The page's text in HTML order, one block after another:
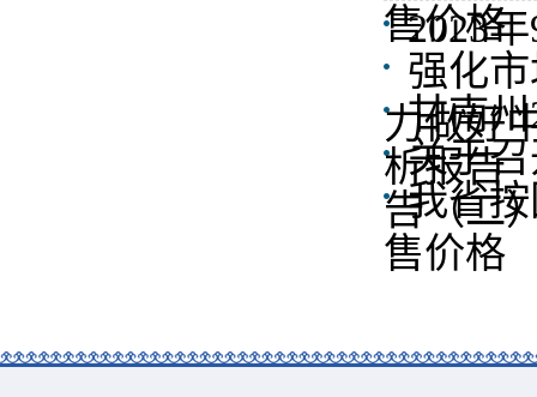
售价格
2023
强化
力做好
甘南
析报告
关于
告（二
我省
售价格